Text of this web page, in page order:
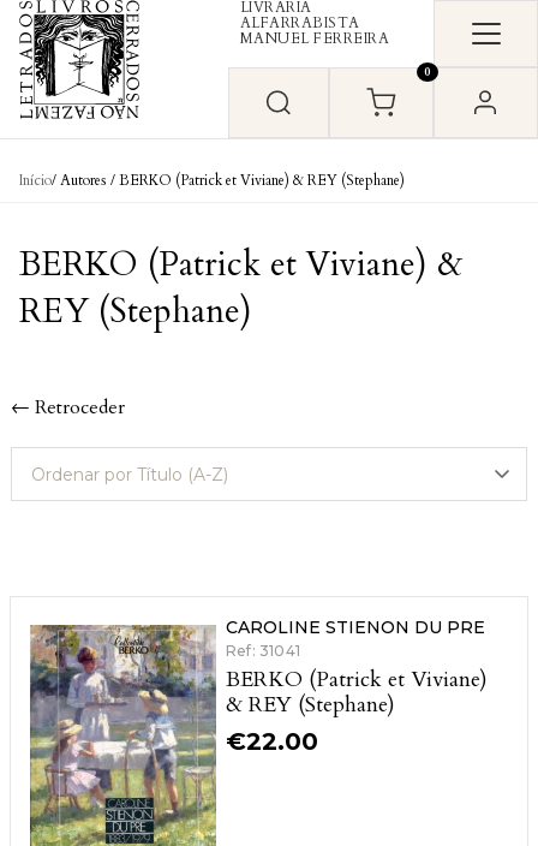
Skip to content
LIVRARIA
ALFARRABISTA
MANUEL FERREIRA
0
Início/ Autores / BERKO (Patrick et Viviane) & REY (Stephane)
BERKO (Patrick et Viviane) &
REY (Stephane)
← Retroceder
CAROLINE STIENON DU PRE
Ref: 31041
BERKO (Patrick et Viviane)
& REY (Stephane)
€22.00